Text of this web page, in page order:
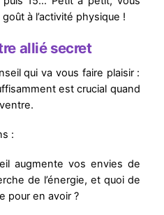
à l’activité physique !
allié secret
qui va vous faire plaisir :
est crucial quand
:
augmente vos envies de
de l’énergie, et quoi de
pour en avoir ?